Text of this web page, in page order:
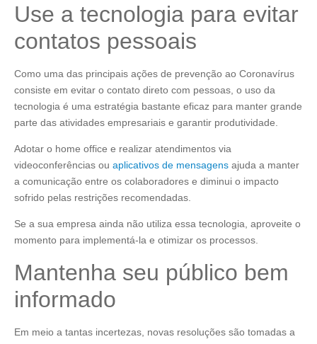
Use a tecnologia para evitar
contatos pessoais
Como uma das principais ações de prevenção ao Coronavírus
consiste em evitar o contato direto com pessoas, o uso da
tecnologia é uma estratégia bastante eficaz para manter grande
parte das atividades empresariais e garantir produtividade.
Adotar o home office e realizar atendimentos via
videoconferências ou aplicativos de mensagens ajuda a manter
a comunicação entre os colaboradores e diminui o impacto
sofrido pelas restrições recomendadas.
Se a sua empresa ainda não utiliza essa tecnologia, aproveite o
momento para implementá-la e otimizar os processos.
Mantenha seu público bem
informado
Em meio a tantas incertezas, novas resoluções são tomadas a